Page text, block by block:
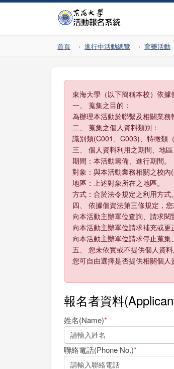
首頁 進行中活動總覽 育樂活動
東海大學（以下簡稱本校）依
一、 蒐集之目的：
為辦理本活動於聯繫及相關業務
二、 蒐集之個人資料類別：
識別類(C001、C003)、特徵類
三、 個人資料利用之期間、地區
期間：本活動籌備、進行期間。
對象：與本活動業務相關之校內
地區：上述對象所在之地區。
方式：合於法令規定之利用方式。
四、 依據個資法第三條規定，
向本活動主辦單位查詢、請求閱
向本活動主辦單位請求補充或更
向本活動主辦單位請求停止蒐集
五、 您未依實或不提供個人資
您可自由選擇是否提供相關個人
報名者資料
姓名(Name)*
聯絡電話(Phone No.)*